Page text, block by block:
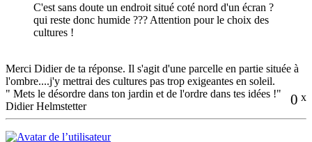
C'est sans doute un endroit situé coté nord d'un écran ?
qui reste donc humide ??? Attention pour le choix des
cultures !
Merci Didier de ta réponse. Il s'agit d'une parcelle en partie située à
l'ombre....j'y mettrai des cultures pas trop exigeantes en soleil.
0 x
" Mets le désordre dans ton jardin et de l'ordre dans tes idées !"
Didier Helmstetter